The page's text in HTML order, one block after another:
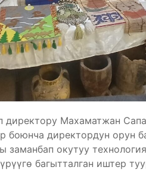
Махаматжан
боюнча директордун орун
заманбап окутуу
багытталган иштер